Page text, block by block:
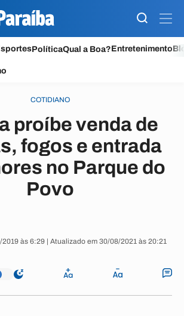
PolíticaQual a Boa?Entretenimento
COTIDIANO
proíbe venda de
fogos e entrada
no Parque do
Povo
às 6:29 | Atualizado em 30/08/2021 às 20:21